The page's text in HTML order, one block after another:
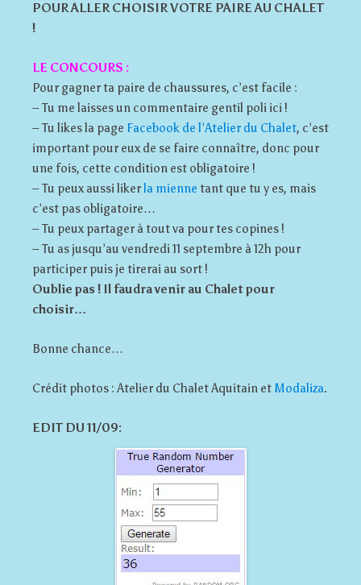
POUR ALLER CHOISIR VOTRE PAIRE AU CHALET
!
LE CONCOURS :
Pour gagner ta paire de chaussures, c’est facile :
– Tu me laisses un commentaire gentil poli ici !
– Tu likes la page Facebook de l’Atelier du Chalet, c’est
important pour eux de se faire connaître, donc pour
une fois, cette condition est obligatoire !
– Tu peux aussi likerla mienne tant que tu y es, mais
c’est pas obligatoire…
– Tu peux partager à tout va pour tes copines !
– Tu as jusqu’au vendredi 11 septembre à 12h pour
participer puis je tirerai au sort !
Oublie pas ! Il faudra venir au Chalet pour
choisir…
Bonne chance…
Crédit photos : Atelier du Chalet Aquitain et Modaliza.
EDIT DU 11/09: